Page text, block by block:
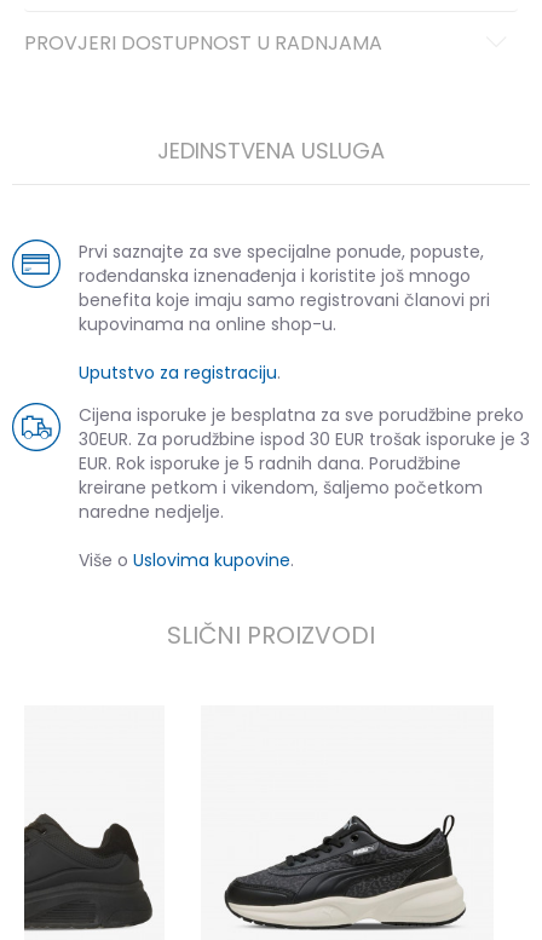
PROVJERI DOSTUPNOST U RADNJAMA
JEDINSTVENA USLUGA
Prvi saznajte za sve specijalne ponude, popuste,
rođendanska iznenađenja i koristite još mnogo
benefita koje imaju samo registrovani članovi pri
kupovinama na online shop-u.
Uputstvo za registraciju.
Cijena isporuke je besplatna za sve porudžbine preko
30EUR. Za porudžbine ispod 30 EUR trošak isporuke je 3
EUR. Rok isporuke je 5 radnih dana. Porudžbine
kreirane petkom i vikendom, šaljemo početkom
naredne nedjelje.
Više o Uslovima kupovine.
SLIČNI PROIZVODI